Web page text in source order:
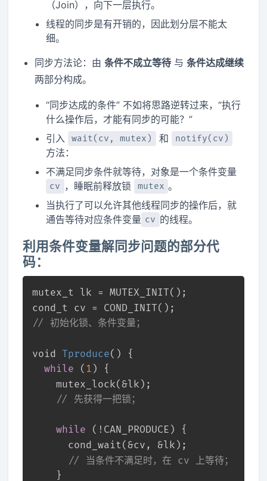
（Join），向下一层执行。
线程的同步是有开销的，因此划分层不能太
细。
同步方法论：由 条件不成立等待与 条件达成继续
两部分构成。
“同步达成的条件” 不如将思路逆转过来，“执行
什么操作后，才能有同步的可能？”
引入
wait(cv, mutex) 和 notify(cv)
方法：
不满足同步条件就等待，对象是一个条件变量
cv ，睡眠前释放锁 mutex 。
当执行了可以允许其他线程同步的操作后，就
通告等待对应条件变量 cv 的线程。
利用条件变量解同步问题的部分代
码：
mutex_t lk = MUTEX_INIT();
cond_t cv = COND_INIT();
// 初始化锁、条件变量；
void Tproduce()
{
while ( 1 ) {
    mutex_lock(&lk);
// 先获得一把锁；
while (!CAN_PRODUCE) {
      cond_wait(&cv, &lk);
// 当条件不满足时，在 cv 上等待；
    }